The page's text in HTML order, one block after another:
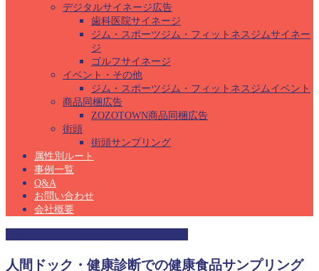
デジタルサイネージ広告
歯科医院サイネージ
ジム・スポーツジム・フィットネスジムサイネー
ジ
ゴルフサイネージ
イベント・その他
ジム・スポーツジム・フィットネスジムイベント
商品同梱広告
ZOZOTOWN商品同梱広告
街頭
街頭サンプリング
属性別ルート
事例一覧
Q&A
お問い合わせ
会社概要
人間ドック・健康診断での健康食品サンプリング